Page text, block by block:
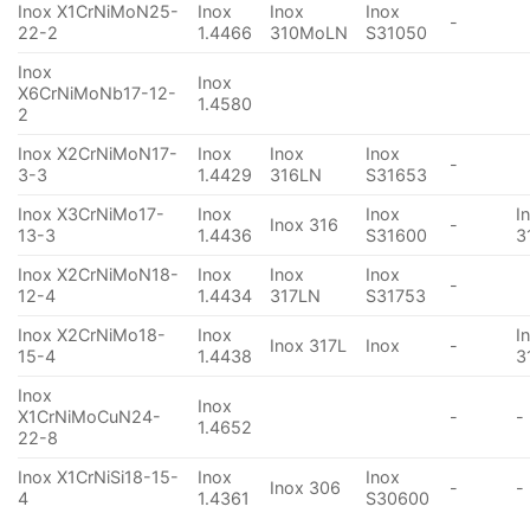
Inox X1CrNiMoN25-
22-2
Inox
1.4466
Inox
310MoLN
Inox
S31050
-
Inox
X6CrNiMoNb17-12-
2
Inox
1.4580
Inox X2CrNiMoN17-
3-3
Inox
1.4429
Inox
316LN
Inox
S31653
-
Inox X3CrNiMo17-
13-3
Inox
1.4436
Inox 316
Inox
S31600
-
Inox X2CrNiMoN18-
12-4
Inox
1.4434
Inox
317LN
Inox
S31753
-
Inox X2CrNiMo18-
15-4
Inox
1.4438
Inox 317L Inox -
Inox
X1CrNiMoCuN24-
22-8
Inox
1.4652
- -
Inox X1CrNiSi18-15-
4
Inox
1.4361
Inox 306
Inox
S30600
- -